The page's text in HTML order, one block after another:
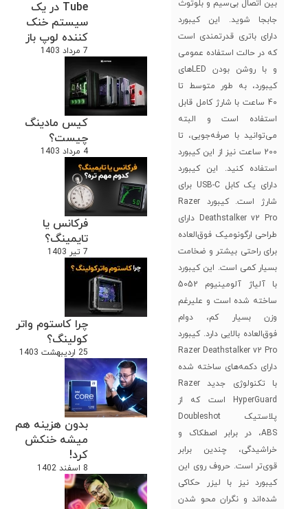
Tube در یک
سیستم خنک
کننده لوپ باز
7 مرداد 1403
کیس مادینگ
چیست؟
4 مرداد 1403
فرکانس یا
تایمینگ؟
7 تیر 1403
چرا کاستوم واتر
کولینگ؟
25 اردیبهشت 1403
بدون هزینه هم
میشه خنکش
کرد!
8 اسفند 1402
بین اتصال بی‌سیم و بلوتوث
جابجا شوید. این کیبورد
دارای باتری قدرتمندی است
که در حالت استفاده عمومی
و با روشن بودن LEDهای
کیبورد، به طور متوسط تا
40 ساعت با شارژ کامل قابل
استفاده است و البته
می‌توانید با صرفه‌جویی، تا
200 ساعت نیز از این کیبورد
استفاده کنید. این کیبورد
دارای یک کابل USB-C برای
شارژ است. کیبورد Razer
Deathstalker v2 Pro دارای
طراحی ارگونومیک فوق‌العاده
برای راحتی بیشتر و ضخامت
بسیار کمی است. این کیبورد
با آلیاژ آلومینیوم 5052
ساخته شده است و علیرغم
وزن بسیار کم، دوام
فوق‌العاده بالایی دارد. کیبورد
Razer Deathstalker v2 Pro
دارای دکمه‌های ساخته شده
با تکنولوژی جدید Razer
HyperGuard است که از
پلاستیک Doubleshot
ABS، در برابر اصطکاک و
خراشیدگی، چندین برابر
قوی‌تر است. حروف روی این
کیبورد نیز با لیزر حکاکی
شده‌اند و نگران محو شدن